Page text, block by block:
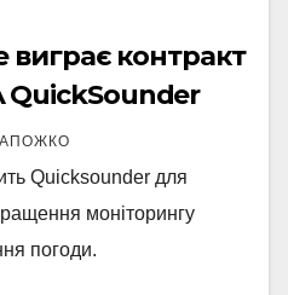
виграє контракт
QuickSounder
Quicksounder для
моніторингу
погоди.